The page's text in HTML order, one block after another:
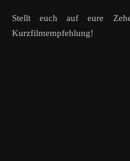
Stellt euch auf eure
Kurzfilmempfehlung!